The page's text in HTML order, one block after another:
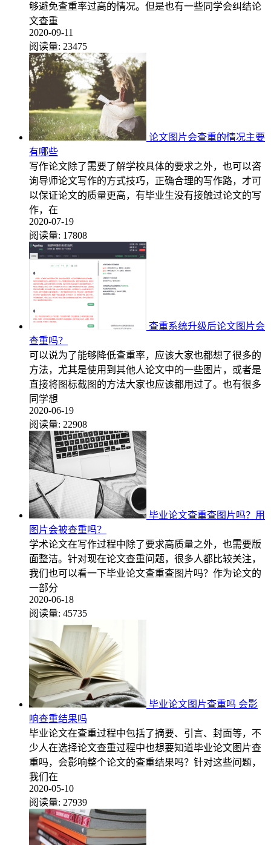
够避免查重率过高的情况。但是也有一些同学会纠结论
文查重
2020-09-11
阅读量: 23475
论文图片会查重的情况主要
有哪些
写作论文除了需要了解学校具体的要求之外，也可以咨
询导师论文写作的方式技巧，正确合理的写作路，才可
以保证论文的质量更高，有毕业生没有接触过论文的写
作，在
2020-07-19
阅读量: 17808
查重系统升级后论文图片会
查重吗？
可以说为了能够降低查重率，应该大家也都想了很多的
方法，尤其是使用到其他人论文中的一些图片，或者是
直接将图标截图的方法大家也应该都用过了。也有很多
同学想
2020-06-19
阅读量: 22908
毕业论文查重查图片吗？用
图片会被查重吗？
学术论文在写作过程中除了要求高质量之外，也需要版
面整洁。针对现在论文查重问题，很多人都比较关注，
我们也可以看一下毕业论文查重查图片吗？作为论文的
一部分
2020-06-18
阅读量: 45735
毕业论文图片查重吗 会影
响查重结果吗
毕业论文在查重过程中包括了摘要、引言、封面等，不
少人在选择论文查重过程中也想要知道毕业论文图片查
重吗，会影响整个论文的查重结果吗？针对这些问题，
我们在
2020-05-10
阅读量: 27939